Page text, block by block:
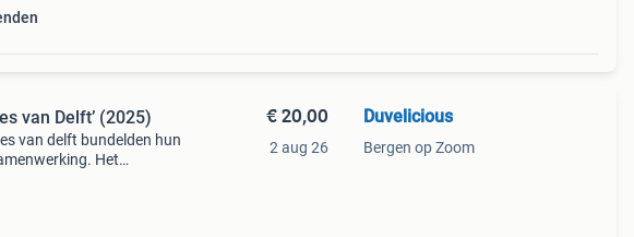
van Delft’ (2025)
van delft bundelden hun
Het
€ 20,00
2 aug 26
Duvelicious
Bergen op Zoom